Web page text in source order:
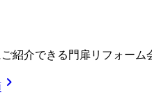
紹介できる 門扉リフォーム
chevron_right